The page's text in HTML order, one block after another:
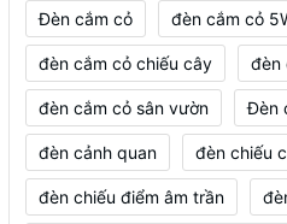
Đèn cắm cỏ đèn cắm cỏ
đèn cắm cỏ chiếu cây đèn
đèn cắm cỏ sân vườn Đèn
đèn cảnh quan đèn chiếu
đèn chiếu điểm âm trần